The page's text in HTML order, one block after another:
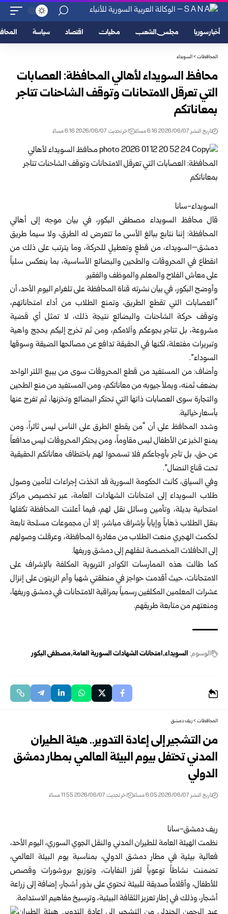
أخبار سوريا مجلس الشعب محليات اقتصاد سياسة
المحافظات>السويداء
محافظ السويداء لأهالي المحافظة: العصابات
التي تعرقل الامتحانات وتوقف الشاحنات تتاجر
بمعاناتكم
تاريخ النشر: 2026/06/07 6:16 مساءً اخر تحديث: 2026/06/07 6:16 مساءً
السويداء-سانا
قال محافظ السويداء مصطفى البكور، في بيان موجه إلى أهالي
المحافظة: إننا نتابع ببالغ الأسى ما تتعرض له الطرق، ولا سيما طريق
دمشق–السويداء، من قطعٍ وتعطيلٍ للحركة، وما يترتب على ذلك من
انقطاع في المحروقات والطحين والبضائع الأساسية، بما ينعكس سلباً
على معاش الفلاح والمعلم والموظف والفقير.
وأوضح البكور، في بيان نشرته قناة المحافظة على تلغرام اليوم الأحد، أن
“العصابات التي تقطع الطريق، وتمنع الطلاب من أداء امتحاناتهم،
وتوقف حركة الشاحنات والبضائع نتيجة ذلك، لا تمثل أي قضية
مشروعة، بل تتاجر بجوعكم وآلامكم، ومن ثم تخرج إليكم بحجج واهية
وتبريرات مفتعلة، لكنها في الحقيقة تدافع عن مصالحها الضيقة وسوقها
السوداء”.
وأضاف: من المستفيد من قطع المحروقات سوى من يبيع اللتر الواحد
بضعف ثمنه، ويملأ جيوبه من معاناتكم، ومن المستفيد من منع الطحين
والتجارة سوى العصابات ذاتها التي تحتكر البضائع وتخزنها، ثم تفرج عنها
بأسعار خيالية.
وشدد المحافظ على أن “من يقطع الطرق على الناس ليس ثائراً، ومن
يمنع الخبز عن الأطفال ليس مقاوماً، ومن يحتكر المحروقات ليس مدافعاً
عن حق، بل تاجر بأوجاعكم فلا تسمحوا لهم باختطاف معاناتكم الحقيقية
تحت قناع النضال”.
وفي السياق، كانت الحكومة السورية قد اتخذت إجراءات لتأمين وصول
طلاب السويداء إلى امتحانات الشهادات العامة، عبر تخصيص مراكز
امتحانية بديلة، وتأمين وسائل نقل لهم، فيما أعلنت المحافظة تكفلها
بنقل الطلاب ذهاباً وإياباً بإشراف مباشر، إلا أن مجموعات مسلحة تابعة
لحكمت الهجري منعت الطلاب من مغادرة المحافظة، وعرقلت وصولهم
إلى الحافلات المخصصة لنقلهم إلى دمشق وريفها.
كما طالت هذه الممارسات الكوادر التربوية المكلفة بالإشراف على
الامتحانات، حيث أقدمت حواجز في منطقتي شهبا وأم الزيتون على إنزال
عشرات المعلمين المكلفين رسمياً بمراقبة الامتحانات في دمشق وريفها،
ومنعتهم من متابعة طريقهم.
الوسوم: السويداء امتحانات الشهادات السورية العامة مصطفى البكور
المحافظات>ريف دمشق
من التشجير إلى إعادة التدوير.. هيئة الطيران
المدني تحتفل بيوم البيئة العالمي بمطار دمشق
الدولي
تاريخ النشر: 2026/06/07 6:05 مساءً اخر تحديث: 2026/06/07 11:55 مساءً
ريف دمشق-سانا
نظمتالهيئة العامة للطيران المدني والنقل الجوي السوري، اليوم الأحد،
فعالية بيئية في مطار دمشق الدولي، بمناسبة يوم البيئة العالمي،
تضمنت نشاطاً توعوياً لفرز النفايات، وتوزيع بروشورات وقصص
للأطفال، وأقلاماً صديقة للبيئة تحتوي على بذور أشجار، إضافة إلى زراعة
أشجار، وذلك في إطار تعزيز الثقافة البيئية، وترسيخ مفاهيم الاستدامة.